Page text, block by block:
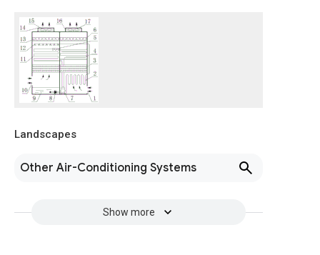
Landscapes
Other Air-Conditioning Systems
Show more